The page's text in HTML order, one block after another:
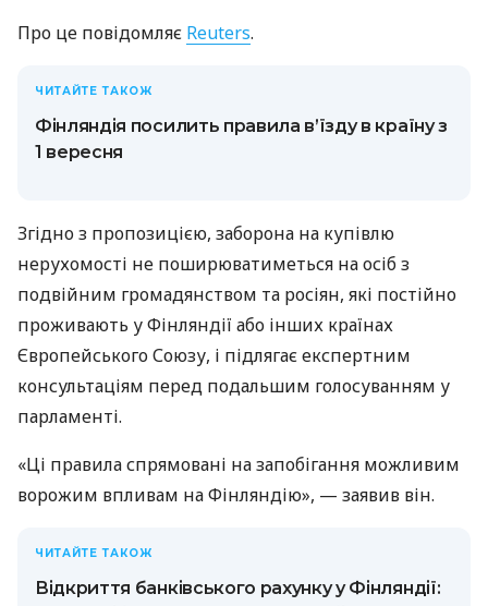
Про це повідомляє Reuters.
ЧИТАЙТЕ ТАКОЖ
Фінляндія посилить правила в’їзду в країну з
1 вересня
Згідно з пропозицією, заборона на купівлю
нерухомості не поширюватиметься на осіб з
подвійним громадянством та росіян, які постійно
проживають у Фінляндії або інших країнах
Європейського Союзу, і підлягає експертним
консультаціям перед подальшим голосуванням у
парламенті.
«Ці правила спрямовані на запобігання можливим
ворожим впливам на Фінляндію», — заявив він.
ЧИТАЙТЕ ТАКОЖ
Відкриття банківського рахунку у Фінляндії: